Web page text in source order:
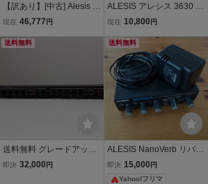
【訳あり】[中古] Alesis D
M5 幅広い音色を搭載した
ュール [QM756]【神戸店
現在 46,777 円
ALESIS アレシス 3630 コ
ンプレッサー 動作品 ◆S
現在 10,800 円
送料無料
送料無料 グレードアップ
改造品 ALESIS 3630 2ch
即決 32,000 円
送料無料
ALESIS NanoVerb リバー
ブ アウトボード プロセッ
サー 純正アダプター有り
即決 15,000 円
Yahoo!フリマ